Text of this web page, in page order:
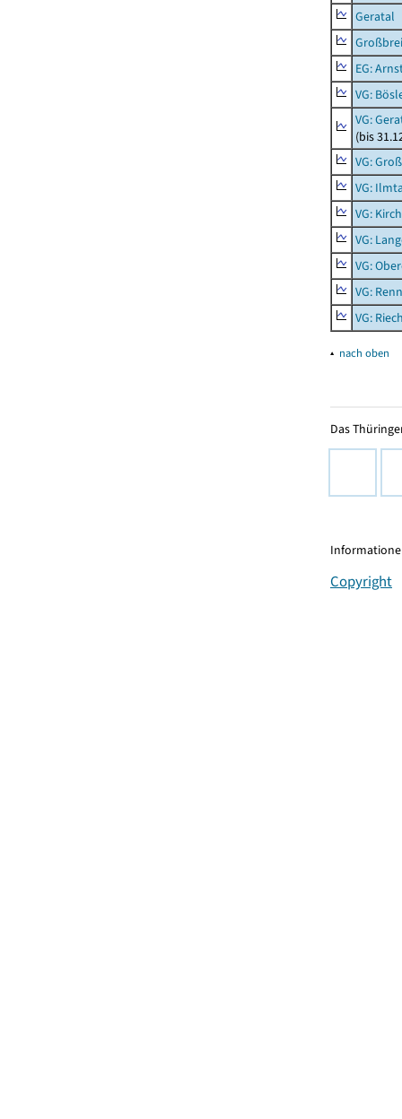
Geratal
EG:
VG:
VG:
(bis
VG:
VG:
VG:
VG:
VG:
VG:
VG:
▴ nach oben
Das
Copyright